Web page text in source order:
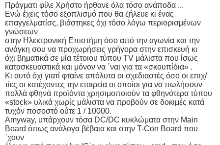
Πράγματι φίλε Χρήστο ήρθανε όλα τόσο ανάποδα ...
Ενώ έχεις τόσο εξοπλισμό που θα ζήλευε κι ένας
επαγγελματίσς, βιάστηκες όχι τόσο λόγω περιορισμένων
γνώσεων
στην Ηλεκτρονική Επιστήμη όσο από την αγωνία και την
ανάγκη σου να προχωρήσεις γρήγορα στην επισκευή κι
όχι βηματικά σε μία τέτοιου τύπου TV μάλιστα που ίσως
κατασκευαστικά και μόνον να ΄ναι για τα «σκουπίδια» .
Κι αυτό όχι γιατί φταίνε απόλυτα οι σχεδιαστές όσο οι επιχ/
τίες οι κατέχοντες την εταιρεία οι οποίοι για να πωλήσουν
πολλά φθηνά προϊόντα χρησιμοποιούν τα φθηνότερα τύπου
«stock» υλικά χωρίς μάλιστα να προβούν σε δοκιμές κατά
τυχόν ποσοστό ούτε 1 / 10000.
Amyway, υπάρχουν τόσα DC/DC κυκλώματα στην Main
Board όπως ανάλογα βέβαια και στην T-Con Board που
΄χουν